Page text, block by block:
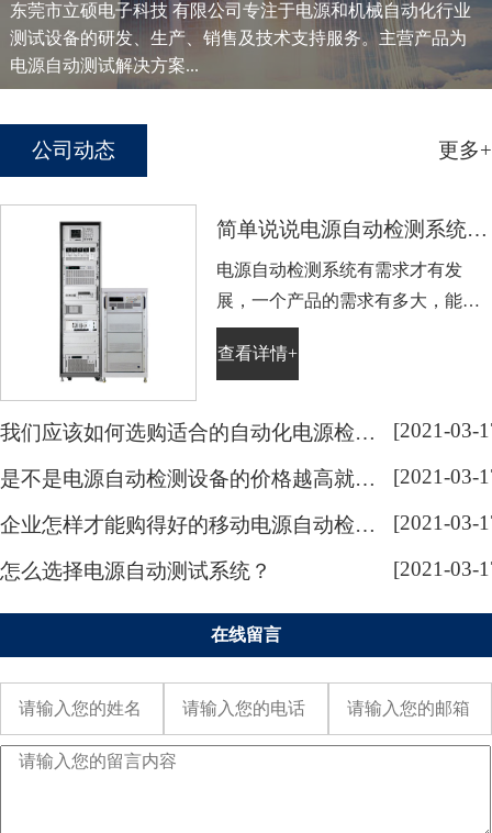
东莞市立硕电子科技 有限公司专注于电源和机械自动化行业
测试设备的研发、生产、销售及技术支持服务。主营产品为
电源自动测试解决方案...
公司动态 更多+
简单说说电源自动检测系统的广泛市场
电源自动检测系统有需求才有发
展，一个产品的需求有多大，能决
定着企业发展有多大，或者说发展
是企业的根本。电源自动检测系统
各类电源产品检测的设备，是目前
电源自动检测系统的需求不断增
长，让越来越多的企业加大了对电
查看详情+
我们应该如何选购适合的自动化电源检测系统呢？ [2021-03-
是不是电源自动检测设备的价格越高就越好呢？ [2021-03-
企业怎样才能购得好的移动电源自动检测仪器呢？ [2021-03-
怎么选择电源自动测试系统？ [2021-03-
在线留言